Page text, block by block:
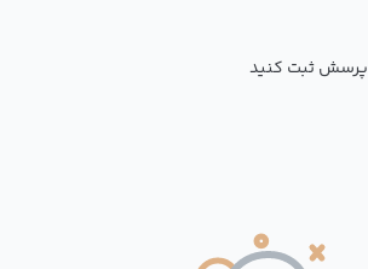
پرسش ثبت کنید